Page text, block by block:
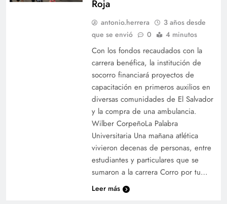
Roja
antonio.herrera
3 años desde
que se envió
0 4 minutos
Con los fondos recaudados con la
carrera benéfica, la institución de
socorro financiará proyectos de
capacitación en primeros auxilios en
diversas comunidades de El Salvador
y la compra de una ambulancia.
Wilber CorpeñoLa Palabra
Universitaria Una mañana atlética
vivieron decenas de personas, entre
estudiantes y particulares que se
sumaron a la carrera Corro por tu…
Leer más